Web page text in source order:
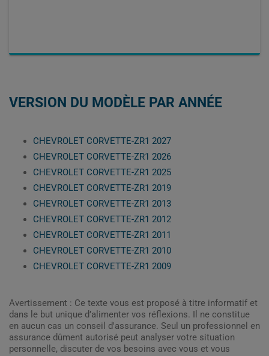
VERSION DU MODÈLE PAR ANNÉE
CHEVROLET CORVETTE-ZR1 2027
CHEVROLET CORVETTE-ZR1 2026
CHEVROLET CORVETTE-ZR1 2025
CHEVROLET CORVETTE-ZR1 2019
CHEVROLET CORVETTE-ZR1 2013
CHEVROLET CORVETTE-ZR1 2012
CHEVROLET CORVETTE-ZR1 2011
CHEVROLET CORVETTE-ZR1 2010
CHEVROLET CORVETTE-ZR1 2009
Avertissement : Ce texte vous est proposé à titre informatif et
dans le but unique d’alimenter vos réflexions. Il ne constitue
en aucun cas un conseil d'assurance. Seul un professionnel en
assurance dûment autorisé peut analyser votre situation
personnelle, discuter de vos besoins avec vous et vous